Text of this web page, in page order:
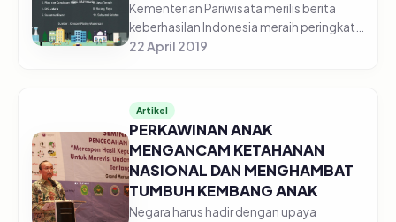
Kementerian Pariwisata merilis berita
keberhasilan Indonesia meraih peringkat
pertama sebagai destinasi wisata halal
22 April 2019
Artikel
PERKAWINAN ANAK
MENGANCAM KETAHANAN
NASIONAL DAN MENGHAMBAT
TUMBUH KEMBANG ANAK
Negara harus hadir dengan upaya